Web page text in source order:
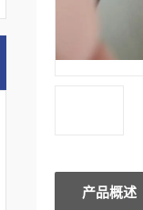
产品概述